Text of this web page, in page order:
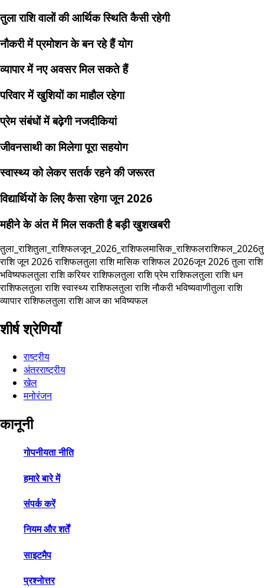
तुला राशि वालों की आर्थिक स्थिति कैसी रहेगी
नौकरी में प्रमोशन के बन रहे हैं योग
व्यापार में नए अवसर मिल सकते हैं
परिवार में खुशियों का माहौल रहेगा
प्रेम संबंधों में बढ़ेगी नजदीकियां
जीवनसाथी का मिलेगा पूरा सहयोग
स्वास्थ्य को लेकर सतर्क रहने की जरूरत
विद्यार्थियों के लिए कैसा रहेगा जून 2026
महीने के अंत में मिल सकती है बड़ी खुशखबरी
तुला_राशितुला_राशिफलजून_2026_राशिफलमासिक_राशिफलराशिफल_2026
राशि जून 2026 राशिफलतुला राशि मासिक राशिफल 2026जून 2026 तुला राशि
भविष्यफलतुला राशि करियर राशिफलतुला राशि प्रेम राशिफलतुला राशि धन
राशिफलतुला राशि स्वास्थ्य राशिफलतुला राशि नौकरी भविष्यवाणीतुला राशि
व्यापार राशिफलतुला राशि आज का भविष्यफल
शीर्ष श्रेणियाँ
राष्ट्रीय
अंतरराष्ट्रीय
खेल
मनोरंजन
कानूनी
गोपनीयता नीति
हमारे बारे में
संपर्क करें
नियम और शर्तें
साइटमैप
प्रश्नोत्तर